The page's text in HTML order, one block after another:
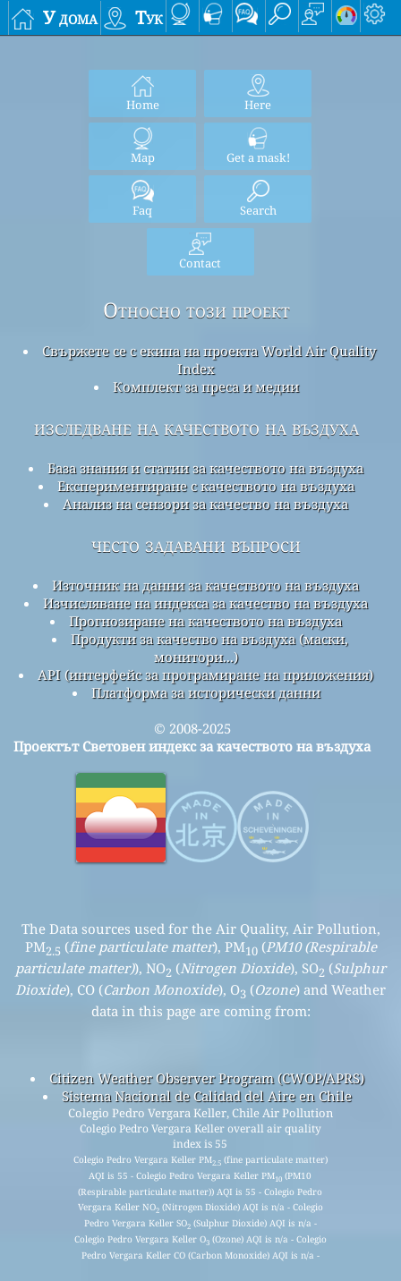
У дома Тук
Home Here
Map Get a mask!
Faq Search
Contact
Относно този проект
Свържете се с екипа на проекта World Air Quality
Index
Комплект за преса и медии
изследване на качеството на въздуха
База знания и статии за качеството на въздуха
Експериментиране с качеството на въздуха
Анализ на сензори за качество на въздуха
често задавани въпроси
Източник на данни за качеството на въздуха
Изчисляване на индекса за качество на въздуха
Прогнозиране на качеството на въздуха
Продукти за качество на въздуха (маски,
монитори...)
API (интерфейс за програмиране на приложения)
Платформа за исторически данни
© 2008-2025
Проектът Световен индекс за качеството на въздуха
The Data sources used for the Air Quality, Air Pollution,
PM2.5 (fine particulate matter), PM10(PM10 (Respirable
particulate matter)), NO2 (Nitrogen Dioxide), SO2 (Sulphur
Dioxide), CO (Carbon Monoxide), O3 (Ozone) and Weather
data in this page are coming from:
Citizen Weather Observer Program (CWOP/APRS)
Sistema Nacional de Calidad del Aire en Chile
Colegio Pedro Vergara Keller, Chile Air Pollution
Colegio Pedro Vergara Keller overall air quality
index is 55
Colegio Pedro Vergara Keller PM2.5(fine particulate matter)
AQI is 55 - Colegio Pedro Vergara Keller PM10 (PM10
(Respirable particulate matter)) AQI is 55 - Colegio Pedro
Vergara Keller NO2(Nitrogen Dioxide) AQI is n/a - Colegio
Pedro Vergara Keller SO2(Sulphur Dioxide) AQI is n/a -
Colegio Pedro Vergara Keller O3(Ozone) AQI is n/a - Colegio
Pedro Vergara Keller CO (Carbon Monoxide) AQI is n/a -